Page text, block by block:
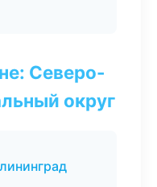
Северо-
округ